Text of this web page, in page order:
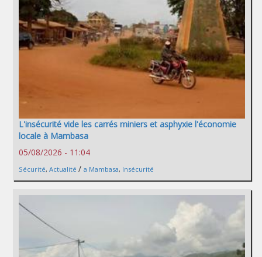
L'insécurité vide les carrés miniers et asphyxie l'économie
locale à Mambasa
05/08/2026 - 11:04
Sécurité, Actualité / a Mambasa, Insécurité